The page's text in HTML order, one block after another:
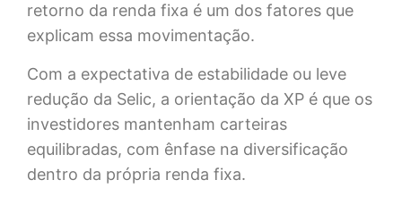
retorno da renda fixa é um dos fatores que
explicam essa movimentação.
Com a expectativa de estabilidade ou leve
redução da Selic, a orientação da XP é que os
investidores mantenham carteiras
equilibradas, com ênfase na diversificação
dentro da própria renda fixa.